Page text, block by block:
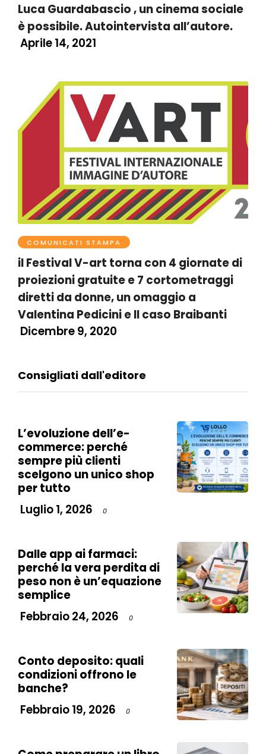
Luca Guardabascio , un cinema sociale
è possibile. Autointervista all’autore.
Aprile 14, 2021
COMUNICATI STAMPA
il Festival V-art torna con 4 giornate di
proiezioni gratuite e 7 cortometraggi
diretti da donne, un omaggio a
Valentina Pedicini e Il caso Braibanti
Dicembre 9, 2020
Consigliati dall'editore
L’evoluzione dell’e-
commerce: perché
sempre più clienti
scelgono un unico shop
per tutto
Luglio 1, 2026
0
Dalle app ai farmaci:
perché la vera perdita di
peso non è un’equazione
semplice
Febbraio 24, 2026
0
Conto deposito: quali
condizioni offrono le
banche?
Febbraio 19, 2026
0